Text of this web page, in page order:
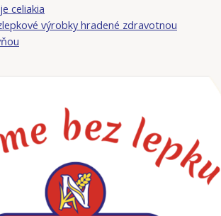
celiakia
výrobky hradené zdravotnou